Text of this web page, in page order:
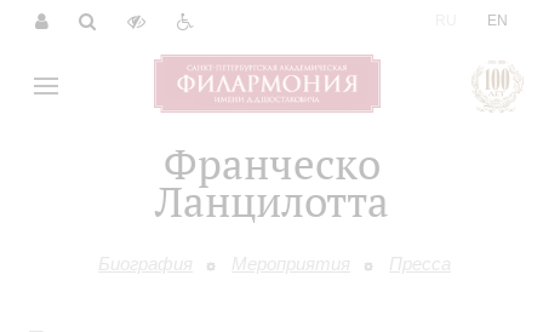
EN
Франческо
Ланцилотта
Биография Мероприятия Пресса